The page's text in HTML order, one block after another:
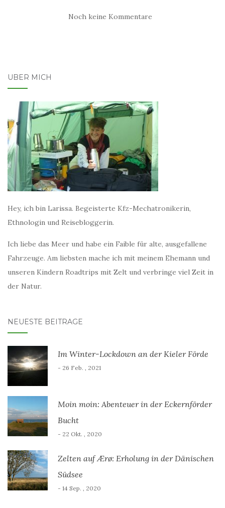
Noch keine Kommentare
ÜBER MICH
Hey, ich bin Larissa. Begeisterte Kfz-Mechatronikerin,
Ethnologin und Reisebloggerin.
Ich liebe das Meer und habe ein Faible für alte, ausgefallene
Fahrzeuge. Am liebsten mache ich mit meinem Ehemann und
unseren Kindern Roadtrips mit Zelt und verbringe viel Zeit in
der Natur.
NEUESTE BEITRÄGE
Im Winter-Lockdown an der Kieler Förde
- 26 Feb. , 2021
Moin moin: Abenteuer in der Eckernförder
Bucht
- 22 Okt. , 2020
Zelten auf Ærø: Erholung in der Dänischen
Südsee
- 14 Sep. , 2020